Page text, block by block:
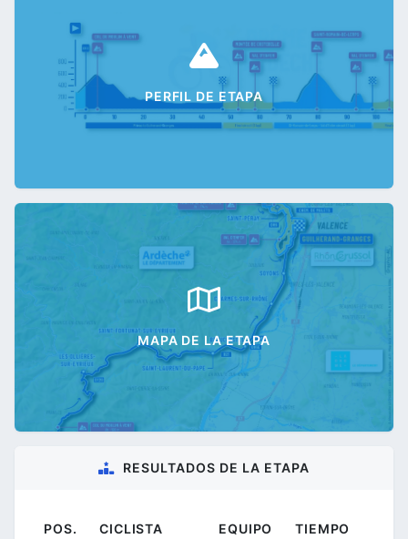
PERFIL DE ETAPA
MAPA DE LA ETAPA
RESULTADOS DE LA ETAPA
POS. CICLISTA EQUIPO TIEMPO